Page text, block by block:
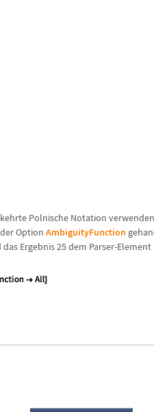
Polnische Notation
Option AmbiguityFunction
das Ergebnis 25 dem Parser-